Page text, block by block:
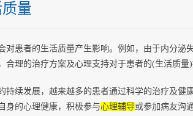
量
对患者的生活质量产生影响。例如，由于内分泌
合理的治疗方案及心理支持对于患者的(生活质量)
持续发展，越来越多的患者通过科学的治疗及健
身的心理健康，积极参与心理辅导或参加病友沟